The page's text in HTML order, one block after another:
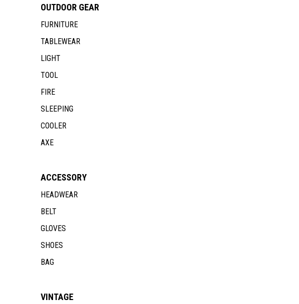
OUTDOOR GEAR
FURNITURE
TABLEWEAR
LIGHT
TOOL
FIRE
SLEEPING
COOLER
AXE
ACCESSORY
HEADWEAR
BELT
GLOVES
SHOES
BAG
VINTAGE